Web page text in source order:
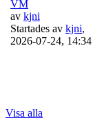
VM
av kjni
Startades av kjni,
2026-07-24, 14:34
Visa alla